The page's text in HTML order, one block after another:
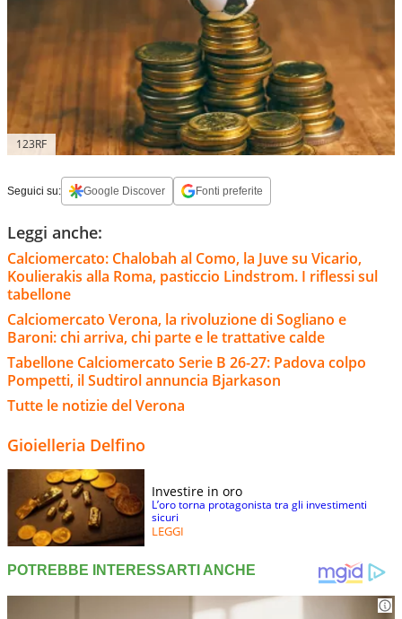
123RF
Seguici su: Google Discover Fonti preferite
Leggi anche:
Calciomercato: Chalobah al Como, la Juve su Vicario,
Koulierakis alla Roma, pasticcio Lindstrom. I riflessi sul
tabellone
Calciomercato Verona, la rivoluzione di Sogliano e
Baroni: chi arriva, chi parte e le trattative calde
Tabellone Calciomercato Serie B 26-27: Padova colpo
Pompetti, il Sudtirol annuncia Bjarkason
Tutte le notizie del Verona
Gioielleria Delfino
Investire in oro
L’oro torna protagonista tra gli investimenti
sicuri
LEGGI